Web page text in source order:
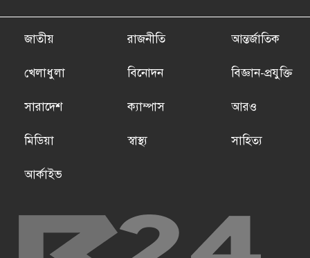
জাতীয় রাজনীতি আন্তর্জাতিক
খেলাধুলা বিনোদন বিজ্ঞান-প্রযুক্তি
সারাদেশ ক্যাম্পাস আরও
মিডিয়া স্বাস্থ্য সাহিত্য
আর্কাইভ